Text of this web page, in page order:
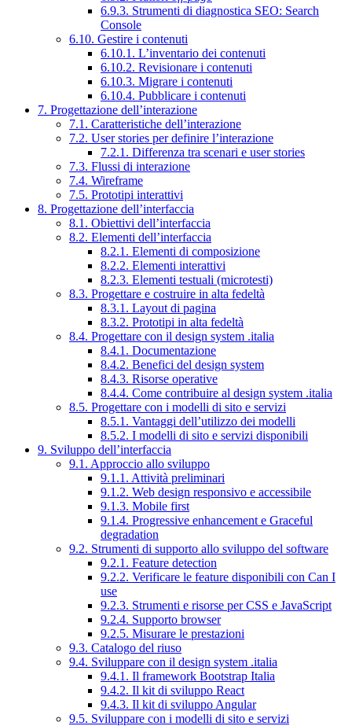
6.9.3. Strumenti di diagnostica SEO: Search
Console
6.10. Gestire i contenuti
6.10.1. L’inventario dei contenuti
6.10.2. Revisionare i contenuti
6.10.3. Migrare i contenuti
6.10.4. Pubblicare i contenuti
7. Progettazione dell’interazione
7.1. Caratteristiche dell’interazione
7.2. User stories per definire l’interazione
7.2.1. Differenza tra scenari e user stories
7.3. Flussi di interazione
7.4. Wireframe
7.5. Prototipi interattivi
8. Progettazione dell’interfaccia
8.1. Obiettivi dell’interfaccia
8.2. Elementi dell’interfaccia
8.2.1. Elementi di composizione
8.2.2. Elementi interattivi
8.2.3. Elementi testuali (microtesti)
8.3. Progettare e costruire in alta fedeltà
8.3.1. Layout di pagina
8.3.2. Prototipi in alta fedeltà
8.4. Progettare con il design system .italia
8.4.1. Documentazione
8.4.2. Benefici del design system
8.4.3. Risorse operative
8.4.4. Come contribuire al design system .italia
8.5. Progettare con i modelli di sito e servizi
8.5.1. Vantaggi dell’utilizzo dei modelli
8.5.2. I modelli di sito e servizi disponibili
9. Sviluppo dell’interfaccia
9.1. Approccio allo sviluppo
9.1.1. Attività preliminari
9.1.2. Web design responsivo e accessibile
9.1.3. Mobile first
9.1.4. Progressive enhancement e Graceful
degradation
9.2. Strumenti di supporto allo sviluppo del software
9.2.1. Feature detection
9.2.2. Verificare le feature disponibili con Can I
use
9.2.3. Strumenti e risorse per CSS e JavaScript
9.2.4. Supporto browser
9.2.5. Misurare le prestazioni
9.3. Catalogo del riuso
9.4. Sviluppare con il design system .italia
9.4.1. Il framework Bootstrap Italia
9.4.2. Il kit di sviluppo React
9.4.3. Il kit di sviluppo Angular
9.5. Sviluppare con i modelli di sito e servizi